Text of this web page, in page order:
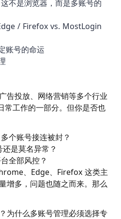
不是浏览器，而是多账号的
/ Firefox vs. MostLogin
账号的命运
告投放、网络营销等多个行业
常工作的一部分。但你是否也
个账号接连被封？
是莫名异常？
全部风控？
、Edge、Firefox 这类主
增多，问题也随之而来。那么
为什么多账号管理必须选择专